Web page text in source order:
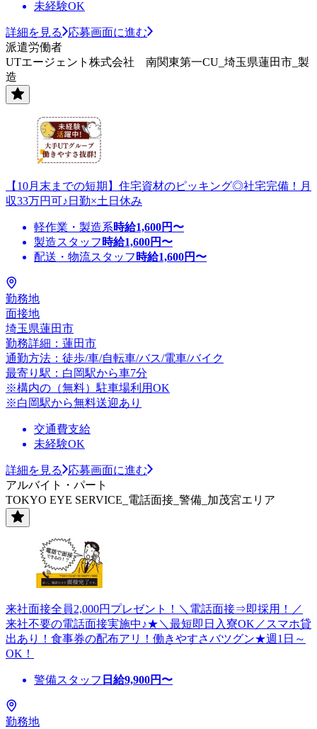
未経験OK
詳細を見る
応募画面に進む
派遣労働者
UTエージェント株式会社 南関東第一CU_埼玉県蓮田市_製
造
【10月末までの短期】住宅資材のピッキング◎社宅完備！月
収33万円可♪日勤×土日休み
軽作業・製造系時給1,600円〜
製造スタッフ 時給1,600円〜
配送・物流スタッフ 時給1,600円〜
勤務地
面接地
埼玉県蓮田市
勤務詳細：蓮田市
通勤方法：徒歩/車/自転車/バス/電車/バイク
最寄り駅：白岡駅から車7分
※構内の（無料）駐車場利用OK
※白岡駅から無料送迎あり
交通費支給
未経験OK
詳細を見る
応募画面に進む
アルバイト・パート
TOKYO EYE SERVICE_電話面接_警備_加茂宮エリア
来社面接全員2,000円プレゼント！＼電話面接⇒即採用！／
来社不要の電話面接実施中♪★＼最短即日入寮OK／スマホ貸
出あり！食事券の配布アリ！働きやすさバツグン★週1日～
OK！
警備スタッフ 日給9,900円〜
勤務地